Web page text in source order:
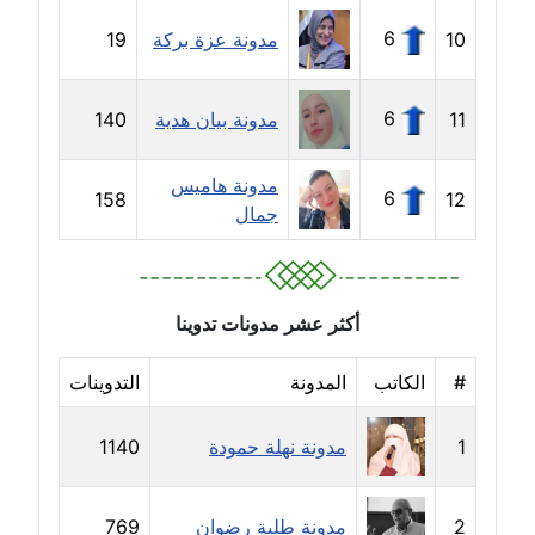
مدونة شرف الدين محمد
مدونة شريف ابراهيم
عاملة
مدونة شيماء الجمل
عاملة
مدونة شيماء حسني
مدونة شيماء عبد المقصود
عاملة
مدونة شيماء عصام
عاملة
10
6 مدونة عزة بركة 19
11
6 مدونة بيان هدية 140
12
6
مدونة هاميس
جمال
158
أكثر عشر مدونات تدوينا
# الكاتب المدونة التدوينات
1 مدونة نهلة حمودة 1140
2 مدونة طلبة رضوان 769